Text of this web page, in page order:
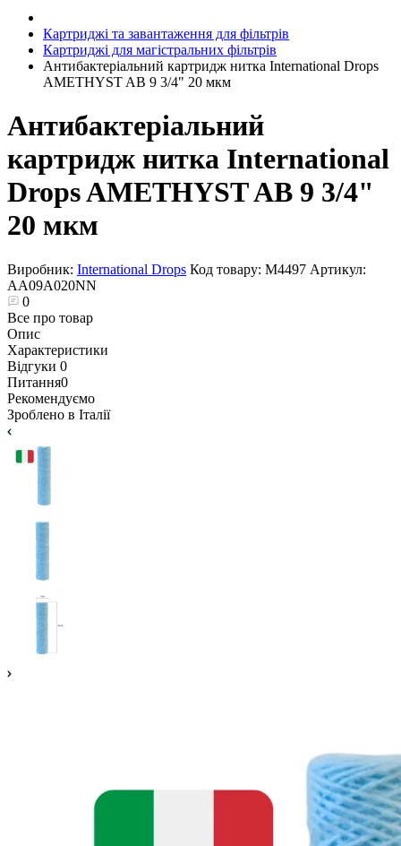
Картриджі та завантаження для фільтрів
Картриджі для магістральних фільтрів
Антибактеріальний картридж нитка International Drops
AMETHYST AB 9 3/4" 20 мкм
Антибактеріальний
картридж нитка International
Drops AMETHYST AB 9 3/4"
20 мкм
Виробник: International Drops Код товару: М4497 Артикул:
AA09A020NN
0
Все про товар
Опис
Характеристики
Відгуки 0
Питання0
Рекомендуємо
Зроблено в Італії